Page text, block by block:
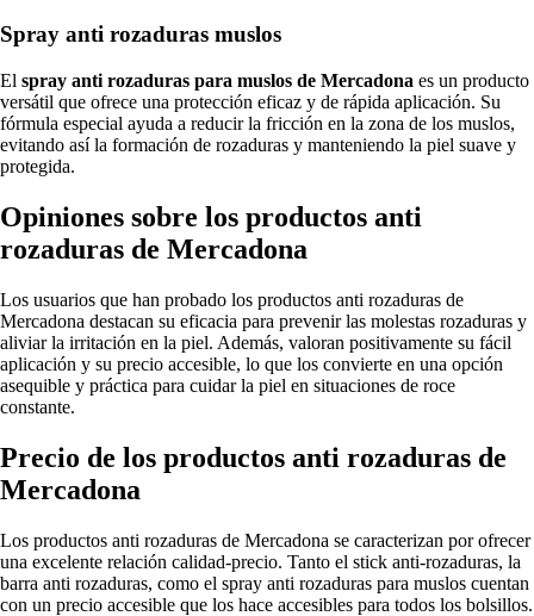
Spray anti rozaduras muslos
El spray anti rozaduras para muslos de Mercadona es un producto
versátil que ofrece una protección eficaz y de rápida aplicación. Su
fórmula especial ayuda a reducir la fricción en la zona de los muslos,
evitando así la formación de rozaduras y manteniendo la piel suave y
protegida.
Opiniones sobre los productos anti
rozaduras de Mercadona
Los usuarios que han probado los productos anti rozaduras de
Mercadona destacan su eficacia para prevenir las molestas rozaduras y
aliviar la irritación en la piel. Además, valoran positivamente su fácil
aplicación y su precio accesible, lo que los convierte en una opción
asequible y práctica para cuidar la piel en situaciones de roce
constante.
Precio de los productos anti rozaduras de
Mercadona
Los productos anti rozaduras de Mercadona se caracterizan por ofrecer
una excelente relación calidad-precio. Tanto el stick anti-rozaduras, la
barra anti rozaduras, como el spray anti rozaduras para muslos cuentan
con un precio accesible que los hace accesibles para todos los bolsillos.